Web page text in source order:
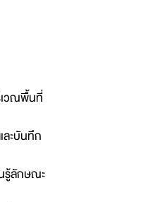
เวณพื้นที่
ะบันทึก
รู้ลักษณะ